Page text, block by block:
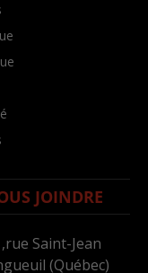
JOINDRE
Saint-Jean
(Québec)